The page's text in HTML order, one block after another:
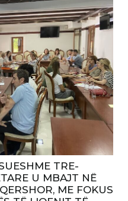
TRE-
U MBAJT NË
ME FOKUS